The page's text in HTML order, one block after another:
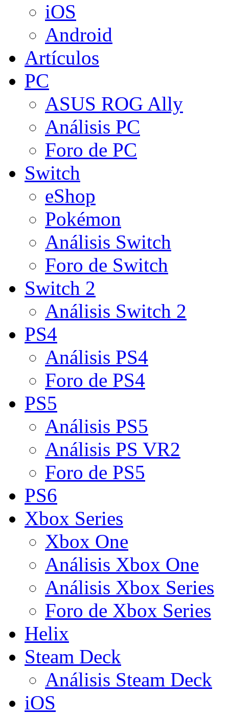
iOS
Android
Artículos
PC
ASUS ROG Ally
Análisis PC
Foro de PC
Switch
eShop
Pokémon
Análisis Switch
Foro de Switch
Switch 2
Análisis Switch 2
PS4
Análisis PS4
Foro de PS4
PS5
Análisis PS5
Análisis PS VR2
Foro de PS5
PS6
Xbox Series
Xbox One
Análisis Xbox One
Análisis Xbox Series
Foro de Xbox Series
Helix
Steam Deck
Análisis Steam Deck
iOS